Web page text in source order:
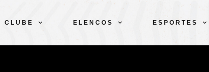
CLUBE ELENCOS ESPORTES